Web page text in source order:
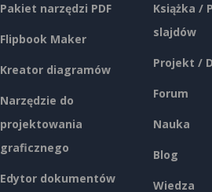
Pakiet narzędzi PDF
Flipbook Maker
Kreator diagramów
Narzędzie do
projektowania
graficznego
Edytor dokumentów
Książka /
slajdów
Projekt /
Forum
Nauka
Blog
Wiedza